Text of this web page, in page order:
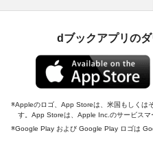
dブックアプリの
Appleのロゴ、App Storeは、米国もしくは
す。App Storeは、Apple Inc.のサービスマ
Google Play および Google Play ロゴは